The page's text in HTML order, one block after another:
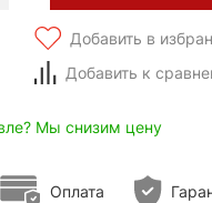
Добавить в
Добавить к
Мы снизим цену
Оплата